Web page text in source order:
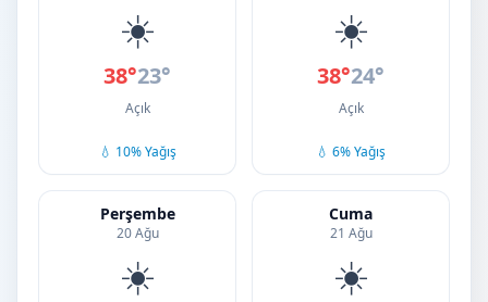
☀️
38°23°
Açık
💧 10% Yağış
☀️
38°24°
Açık
💧 6% Yağış
Perşembe
20 Ağu
☀️
Cuma
21 Ağu
☀️